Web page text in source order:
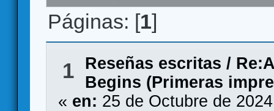
Páginas: [1]
1 Reseñas escritas /
Begins (Primeras
« en: 25 de Octubre de